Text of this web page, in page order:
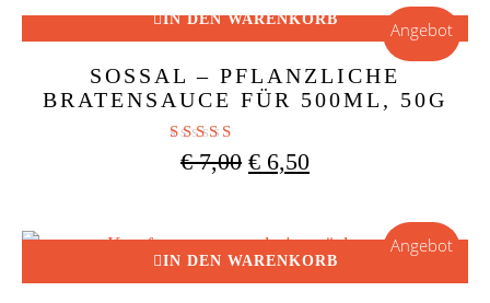
€ 4,50€ 4,00.
Angebot
IN DEN WARENKORB
SOSSAL – PFLANZLICHE
BRATENSAUCE FÜR 500ML, 50G
Bewertet mit
4.86
€7,00 Ursprünglicher
€ 7,00
€ 6,50Aktueller
€ 6,50.
Angebot
IN DEN WARENKORB